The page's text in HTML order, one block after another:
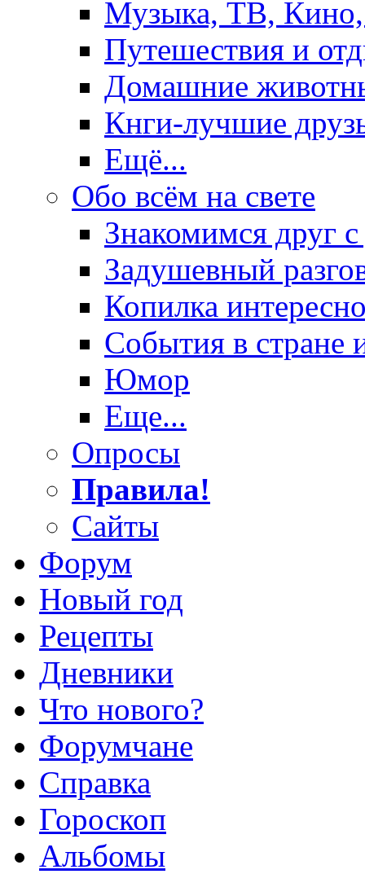
Музыка, ТВ,
Путешествия и
Домашние
Кнги-лучшие
Ещё...
Обо всём на свете
Знакомимся друг
Задушевный
Копилка
События в стране
Юмор
Еще...
Опросы
Правила!
Сайты
Форум
Новый год
Рецепты
Дневники
Что нового?
Форумчане
Справка
Гороскоп
Альбомы